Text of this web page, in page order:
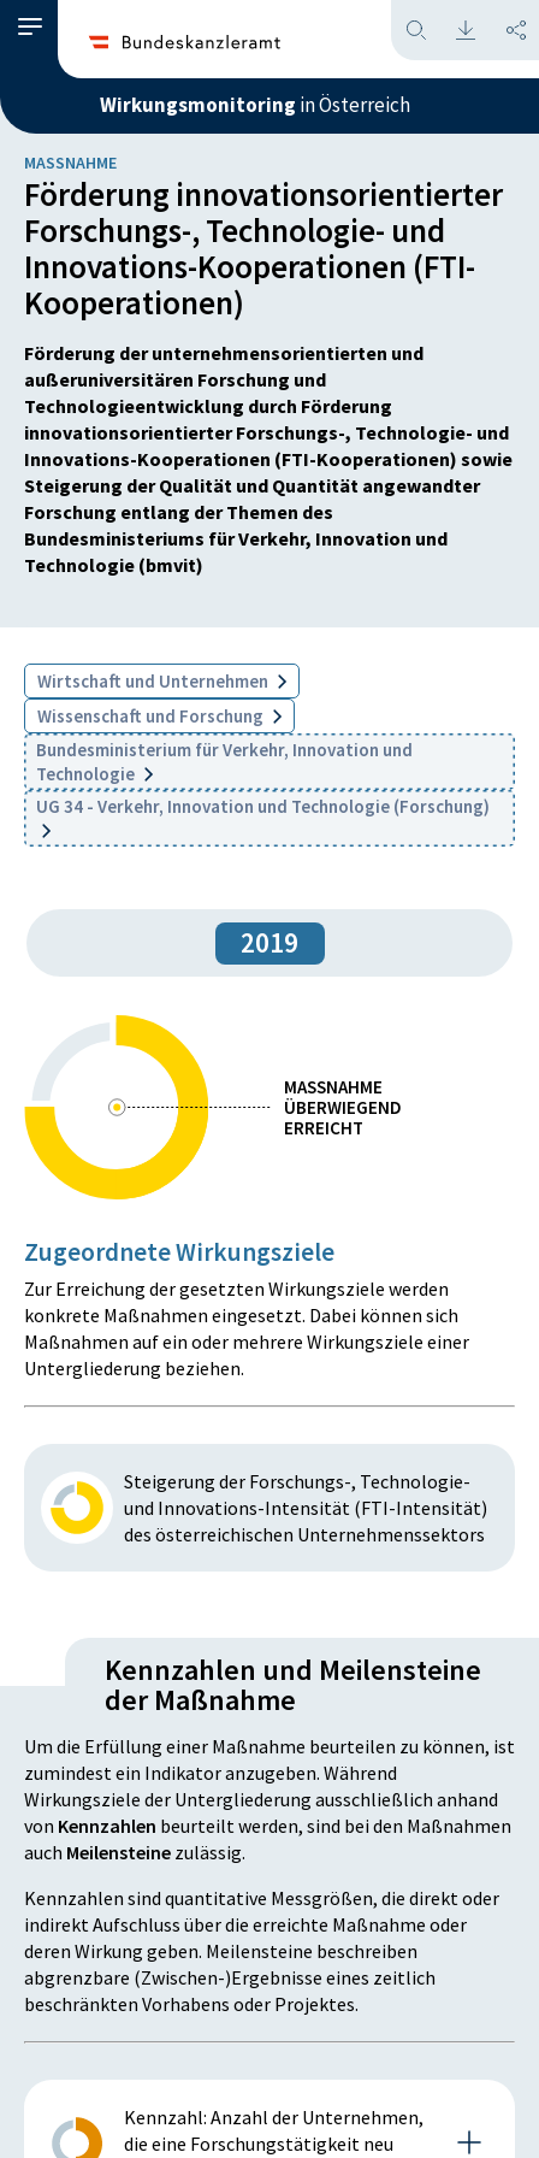
Wirkungsmonitoring in Österreich
MASSNAHME
Förderung innovationsorientierter
Forschungs-, Technologie- und
Innovations-Kooperationen (FTI-
Kooperationen)
Förderung der unternehmensorientierten und
außeruniversitären Forschung und
Technologieentwicklung durch Förderung
innovationsorientierter Forschungs-, Technologie- und
Innovations-Kooperationen (FTI-Kooperationen) sowie
Steigerung der Qualität und Quantität angewandter
Forschung entlang der Themen des
Bundesministeriums für Verkehr, Innovation und
Technologie (bmvit)
Wirtschaft und Unternehmen
Wissenschaft und Forschung
Bundesministerium für Verkehr, Innovation und
Technologie
UG 34 - Verkehr, Innovation und Technologie (Forschung)
2019
MASSNAHME
ÜBERWIEGEND
ERREICHT
Zugeordnete Wirkungsziele
Zur Erreichung der gesetzten Wirkungsziele werden
konkrete Maßnahmen eingesetzt. Dabei können sich
Maßnahmen auf ein oder mehrere Wirkungsziele einer
Untergliederung beziehen.
Steigerung der Forschungs-, Technologie-
und Innovations-Intensität (FTI-Intensität)
des österreichischen Unternehmenssektors
Kennzahlen und Meilensteine
der Maßnahme
Um die Erfüllung einer Maßnahme beurteilen zu können, ist
zumindest ein Indikator anzugeben. Während
Wirkungsziele der Untergliederung ausschließlich anhand
von Kennzahlen beurteilt werden, sind bei den Maßnahmen
auch Meilensteine zulässig.
Kennzahlen sind quantitative Messgrößen, die direkt oder
indirekt Aufschluss über die erreichte Maßnahme oder
deren Wirkung geben. Meilensteine beschreiben
abgrenzbare (Zwischen-)Ergebnisse eines zeitlich
beschränkten Vorhabens oder Projektes.
Kennzahl: Anzahl der Unternehmen,
die eine Forschungstätigkeit neu